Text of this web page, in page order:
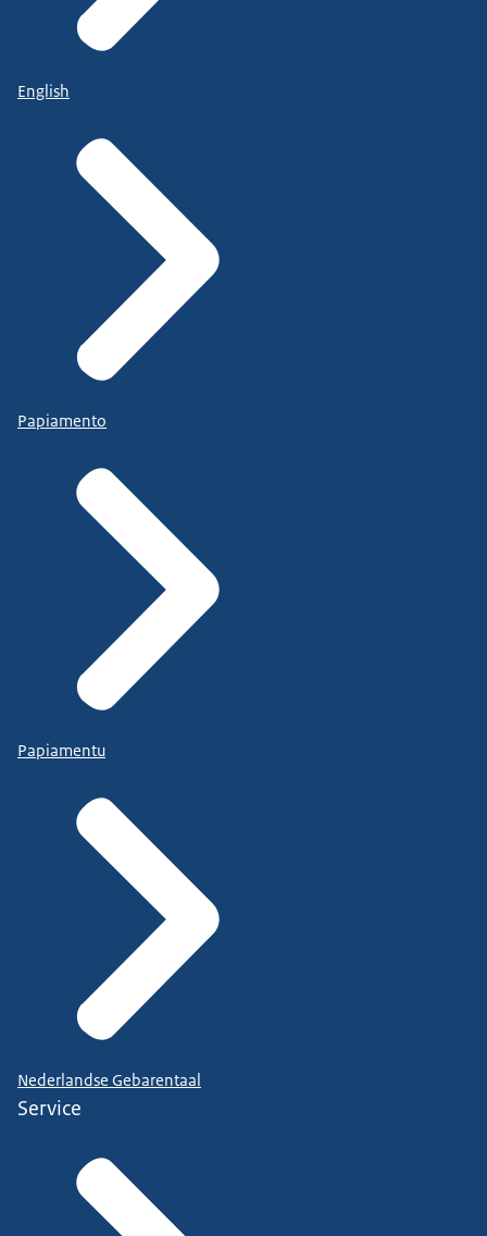
English
Papiamento
Papiamentu
Nederlandse Gebarentaal
Service